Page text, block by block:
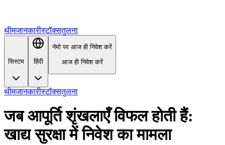
थीमजानकारीस्टॉक्सतुलना
सिस्टम हिंदी
नेमो पर आज ही निवेश करें
आज ही निवेश करें
थीमजानकारीस्टॉक्सतुलना
जब आपूर्ति शृंखलाएँ विफल होती हैं:
खाद्य सुरक्षा में निवेश का मामला